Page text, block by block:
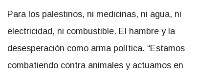
Para los palestinos, ni medicinas, ni agua, ni
electricidad, ni combustible. El hambre y la
desesperación como arma política. “Estamos
combatiendo contra animales y actuamos en